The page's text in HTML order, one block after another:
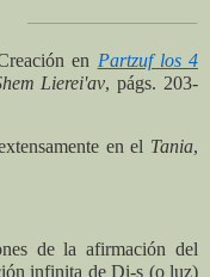
en Partzuf los 4
Lierei'av, págs. 203-
en el Tania,
de la afirmación del
infinita de Di-s (o luz)